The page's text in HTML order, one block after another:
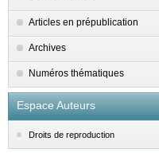
Articles en prépublication
Archives
Numéros thématiques
Espace Auteurs
Droits de reproduction